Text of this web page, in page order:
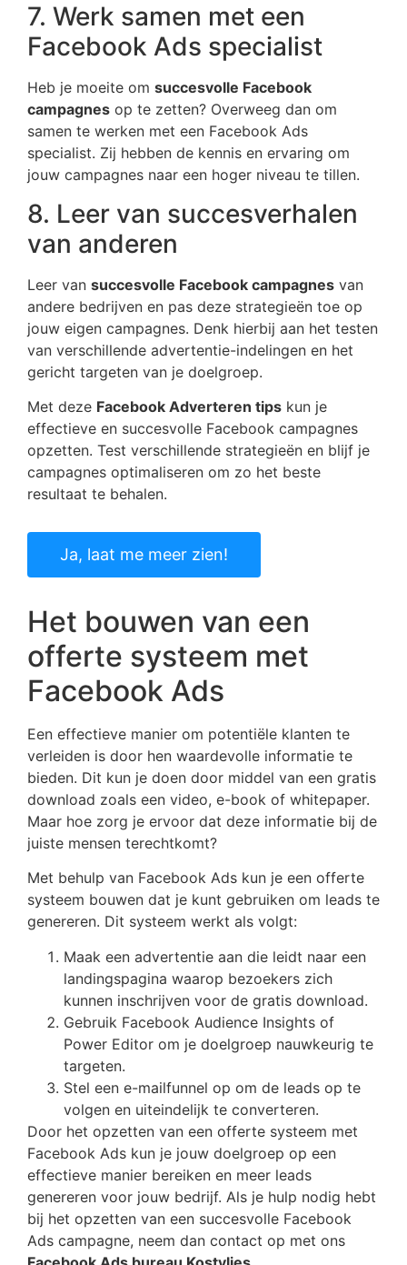
7. Werk samen met een
Facebook Ads specialist
Heb je moeite om succesvolle Facebook
campagnes op te zetten? Overweeg dan om
samen te werken met een Facebook Ads
specialist. Zij hebben de kennis en ervaring om
jouw campagnes naar een hoger niveau te tillen.
8. Leer van succesverhalen
van anderen
Leer van succesvolle Facebook campagnes van
andere bedrijven en pas deze strategieën toe op
jouw eigen campagnes. Denk hierbij aan het testen
van verschillende advertentie-indelingen en het
gericht targeten van je doelgroep.
Met deze Facebook Adverteren tips kun je
effectieve en succesvolle Facebook campagnes
opzetten. Test verschillende strategieën en blijf je
campagnes optimaliseren om zo het beste
resultaat te behalen.
Ja, laat me meer zien!
Het bouwen van een
offerte systeem met
Facebook Ads
Een effectieve manier om potentiële klanten te
verleiden is door hen waardevolle informatie te
bieden. Dit kun je doen door middel van een gratis
download zoals een video, e-book of whitepaper.
Maar hoe zorg je ervoor dat deze informatie bij de
juiste mensen terechtkomt?
Met behulp van Facebook Ads kun je een offerte
systeem bouwen dat je kunt gebruiken om leads te
genereren. Dit systeem werkt als volgt:
Maak een advertentie aan die leidt naar een
landingspagina waarop bezoekers zich
kunnen inschrijven voor de gratis download.
Gebruik Facebook Audience Insights of
Power Editor om je doelgroep nauwkeurig te
targeten.
Stel een e-mailfunnel op om de leads op te
volgen en uiteindelijk te converteren.
Door het opzetten van een offerte systeem met
Facebook Ads kun je jouw doelgroep op een
effectieve manier bereiken en meer leads
genereren voor jouw bedrijf. Als je hulp nodig hebt
bij het opzetten van een succesvolle Facebook
Ads campagne, neem dan contact op met ons